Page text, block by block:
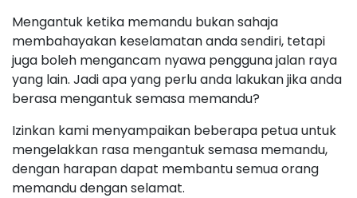
Mengantuk ketika memandu bukan sahaja
membahayakan keselamatan anda sendiri, tetapi
juga boleh mengancam nyawa pengguna jalan raya
yang lain. Jadi apa yang perlu anda lakukan jika anda
berasa mengantuk semasa memandu?
Izinkan kami menyampaikan beberapa petua untuk
mengelakkan rasa mengantuk semasa memandu,
dengan harapan dapat membantu semua orang
memandu dengan selamat.